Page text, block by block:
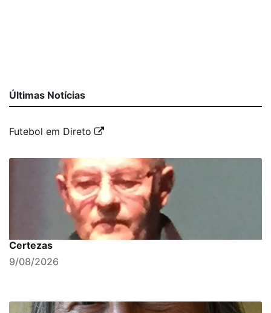
Últimas Notícias
Futebol em Direto
Certezas
9/08/2026